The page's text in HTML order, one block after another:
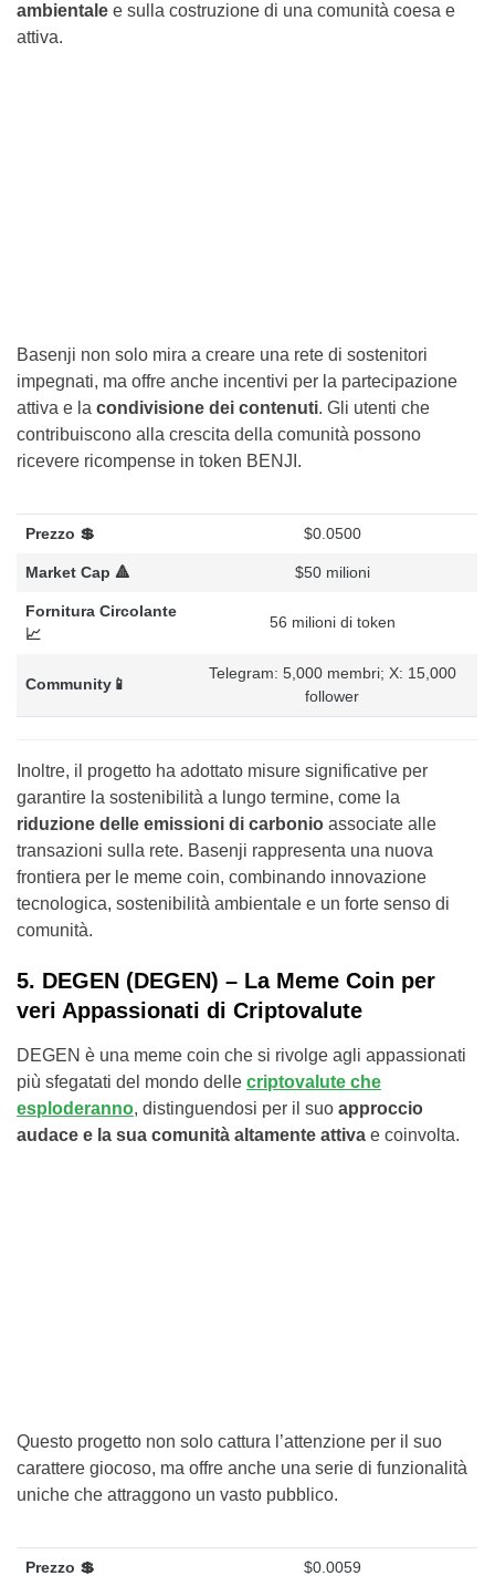
ambientale e sulla costruzione di una comunità coesa e
attiva.
Basenji non solo mira a creare una rete di sostenitori
impegnati, ma offre anche incentivi per la partecipazione
attiva e la condivisione dei contenuti. Gli utenti che
contribuiscono alla crescita della comunità possono
ricevere ricompense in token BENJI.
Prezzo 💲 $0.0500
Market Cap 🔺 $50 milioni
Fornitura Circolante
📈
56 milioni di token
Community📱
Telegram: 5,000 membri; X: 15,000
follower
Inoltre, il progetto ha adottato misure significative per
garantire la sostenibilità a lungo termine, come la
riduzione delle emissioni di carbonio associate alle
transazioni sulla rete. Basenji rappresenta una nuova
frontiera per le meme coin, combinando innovazione
tecnologica, sostenibilità ambientale e un forte senso di
comunità.
5. DEGEN (DEGEN) – La Meme Coin per
veri Appassionati di Criptovalute
DEGEN è una meme coin che si rivolge agli appassionati
più sfegatati del mondo delle criptovalute che
esploderanno, distinguendosi per il suo approccio
audace e la sua comunità altamente attiva e coinvolta.
Questo progetto non solo cattura l’attenzione per il suo
carattere giocoso, ma offre anche una serie di funzionalità
uniche che attraggono un vasto pubblico.
Prezzo 💲 $0.0059